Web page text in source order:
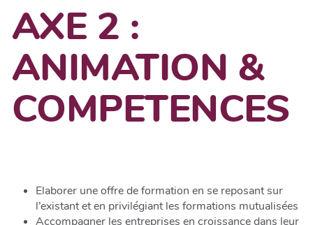
AXE 2 :
ANIMATION &
COMPETENCES
Elaborer une offre de formation en se reposant sur
l’existant et en privilégiant les formations mutualisées
Accompagner les entreprises en croissance dans leur